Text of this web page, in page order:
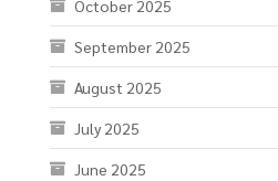
August 2025
July 2025
June 2025
May 2025
April 2025